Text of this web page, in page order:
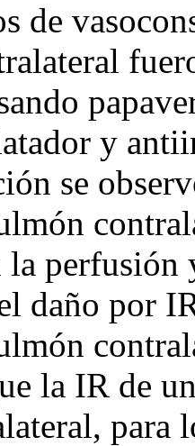
de
y
se
la
daño por
la IR de
para